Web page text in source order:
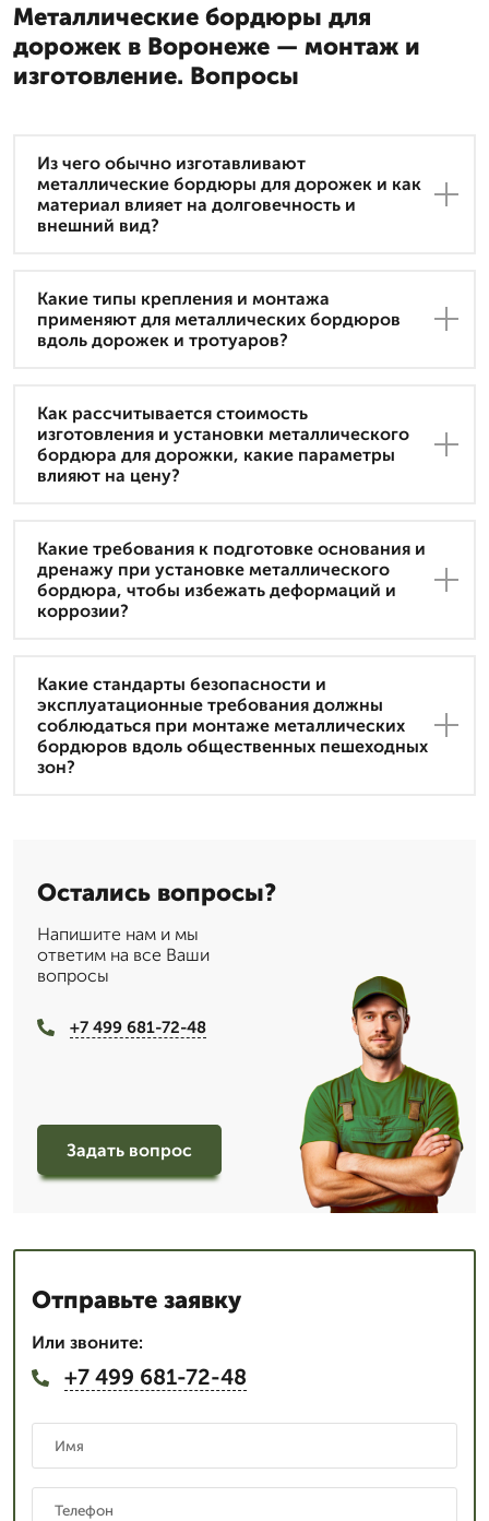
Металлические бордюры для
дорожек в Воронеже — монтаж и
изготовление. Вопросы
Из чего обычно изготавливают
металлические бордюры для дорожек и как
материал влияет на долговечность и
внешний вид?
Какие типы крепления и монтажа
применяют для металлических бордюров
вдоль дорожек и тротуаров?
Как рассчитывается стоимость
изготовления и установки металлического
бордюра для дорожки, какие параметры
влияют на цену?
Какие требования к подготовке основания и
дренажу при установке металлического
бордюра, чтобы избежать деформаций и
коррозии?
Какие стандарты безопасности и
эксплуатационные требования должны
соблюдаться при монтаже металлических
бордюров вдоль общественных пешеходных
зон?
Остались вопросы?
Напишите нам и мы
ответим на все Ваши
вопросы
+7 499 681-72-48
Задать вопрос
Отправьте заявку
Или звоните:
+7 499 681-72-48